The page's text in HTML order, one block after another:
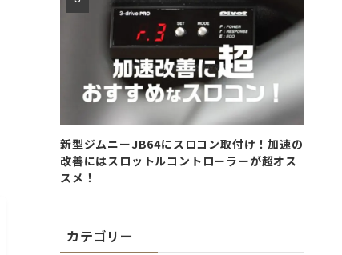
新型ジムニーJB64にスロコン取付け！加速の
改善にはスロットルコントローラーが超オス
スメ！
カテゴリー